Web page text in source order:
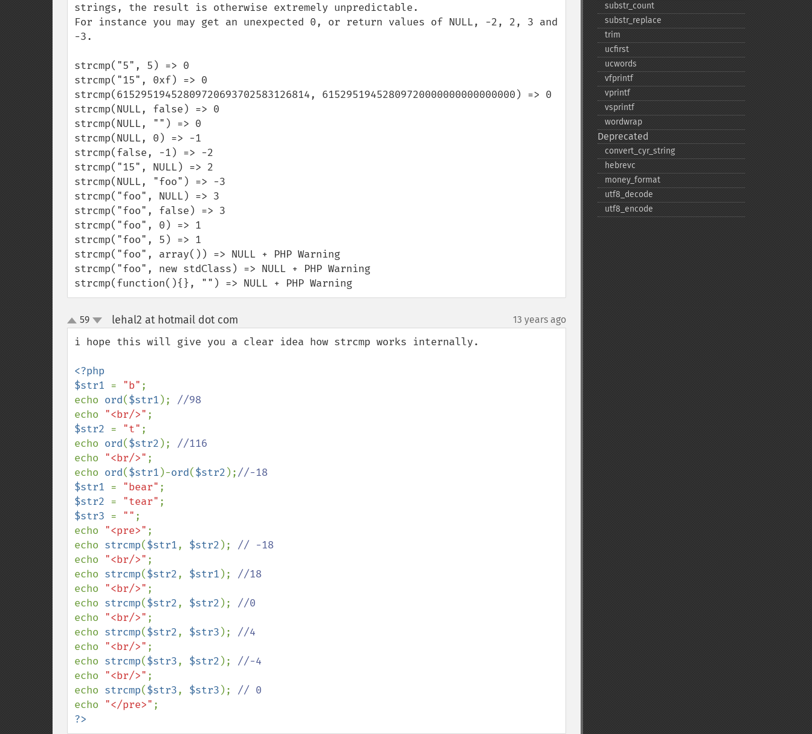
strings, the result is otherwise extremely unpredictable.
For instance you may get an unexpected 0, or return values of NULL, -2, 2, 3 and
-3.
strcmp("5", 5) => 0
strcmp("15", 0xf) => 0
strcmp(61529519452809720693702583126814, 61529519452809720000000000000000) => 0
strcmp(NULL, false) => 0
strcmp(NULL, "") => 0
strcmp(NULL, 0) => -1
strcmp(false, -1) => -2
strcmp("15", NULL) => 2
strcmp(NULL, "foo") => -3
strcmp("foo", NULL) => 3
strcmp("foo", false) => 3
strcmp("foo", 0) => 1
strcmp("foo", 5) => 1
strcmp("foo", array()) => NULL + PHP Warning
strcmp("foo", new stdClass) => NULL + PHP Warning
strcmp(function(){}, "") => NULL + PHP Warning
up
down
59 lehal2 at hotmail dot com 13 years ago
i hope this will give you a clear idea how strcmp works internally.
<?php
$str1 = "b" ;
echo ord($str1 );
echo "<br/>"
$str2 = "t" ;
echo ord($str2 );
echo "<br/>" ;
echo ord($str1 )-ord($str2 );
$str1 = "bear"
$str2 = "tear"
$str3 = "" ;
echo "<pre>" ;
echo strcmp($str1, $str2 );
echo "<br/>" ;
echo strcmp($str2, $str1 );
echo "<br/>" ;
echo strcmp($str2, $str2 );
echo "<br/>" ;
echo strcmp($str2, $str3 );
echo "<br/>" ;
echo strcmp($str3, $str2 );
echo "<br/>" ;
echo strcmp($str3, $str3 );
echo "</pre>"
?>
substr_​count
substr_​replace
trim
ucfirst
ucwords
vfprintf
vprintf
vsprintf
wordwrap
Deprecated
convert_​cyr_​string
hebrevc
money_​format
utf8_​decode
utf8_​encode